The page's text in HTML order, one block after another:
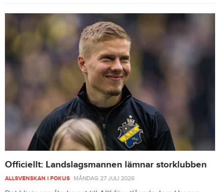
Officiellt: Landslagsmannen lämnar storklubben
ALLSVENSKAN I FOKUS MÅNDAG 27 JULI 2026